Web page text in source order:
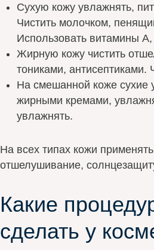
Сухую кожу увлажнять,
Чистить молочком,
Использовать витамины
Жирную кожу чистить
тониками, антисептиками.
На смешанной коже сухие
жирными кремами,
увлажнять.
На всех типах кожи
отшелушивание,
Какие
сделать у